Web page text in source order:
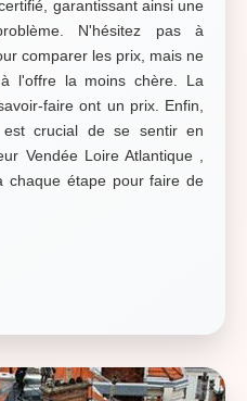
garantissant ainsi une
N'hésitez pas à
comparer les prix, mais ne
l'offre la moins chère. La
faire ont un prix. Enfin,
crucial de se sentir en
Vendée Loire Atlantique ,
chaque étape pour faire de